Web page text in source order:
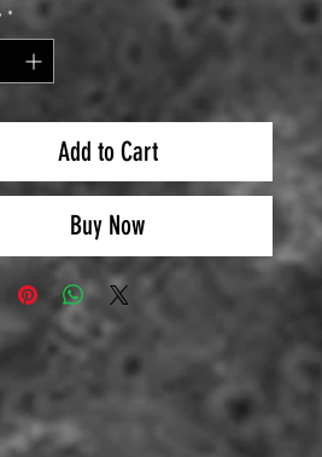
*
Add to Cart
Buy Now